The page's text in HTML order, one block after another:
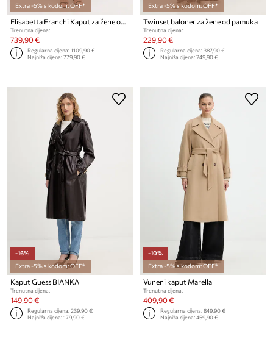
Extra -5% s kodom: OFF*
Trenutna cijena:
739,90 €
Regularna cijena:1109,90 €
Najniža cijena:779,90 €
Extra -5% s kodom: OFF*
Twinset baloner za žene od pamuka
Trenutna cijena:
229,90 €
Regularna cijena:387,90 €
Najniža cijena:249,90 €
-16%
Extra -5% s kodom: OFF*
Kaput Guess BIANKA
Trenutna cijena:
149,90 €
Regularna cijena:239,90 €
Najniža cijena:179,90 €
-10%
Extra -5% s kodom: OFF*
Vuneni kaput Marella
Trenutna cijena:
409,90 €
Regularna cijena:849,90 €
Najniža cijena:459,90 €